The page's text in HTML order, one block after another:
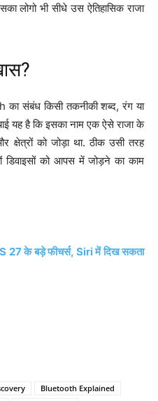
लोगो भी सीधे उस ऐतिहासिक राजा
संबंध किसी तकनीकी शब्द, रंग या
यह है कि इसका नाम एक ऐसे राजा के
क्षेत्रों को जोड़ा था. ठीक उसी तरह
को आपस में जोड़ने का काम
के बड़े फीचर्स, Siri में दिख सकता
Bluetooth Explained